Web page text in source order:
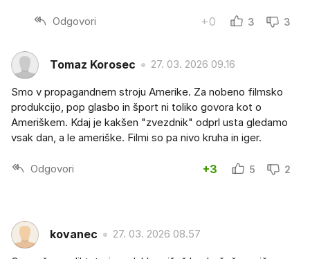
Odgovori +0 3 3
Tomaz Korosec 27. 03. 2026 09.16
Smo v propagandnem stroju Amerike. Za nobeno filmsko
produkcijo, pop glasbo in šport ni toliko govora kot o
Ameriškem. Kdaj je kakšen "zvezdnik" odprl usta gledamo
vsak dan, a le ameriške. Filmi so pa nivo kruha in iger.
Odgovori +3 5 2
kovanec 27. 03. 2026 08.57